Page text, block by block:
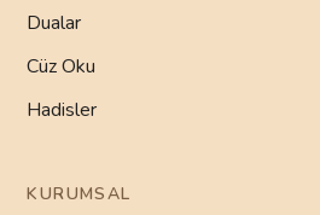
Dualar
Cüz Oku
Hadisler
KURUMSAL